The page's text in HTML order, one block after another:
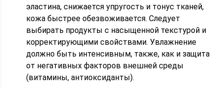
эластина, снижается упругость и тонус тканей,
кожа быстрее обезвоживается. Следует
выбирать продукты с насыщенной текстурой и
корректирующими свойствами. Увлажнение
должно быть интенсивным, также, как и защита
от негативных факторов внешней среды
(витамины, антиоксиданты).